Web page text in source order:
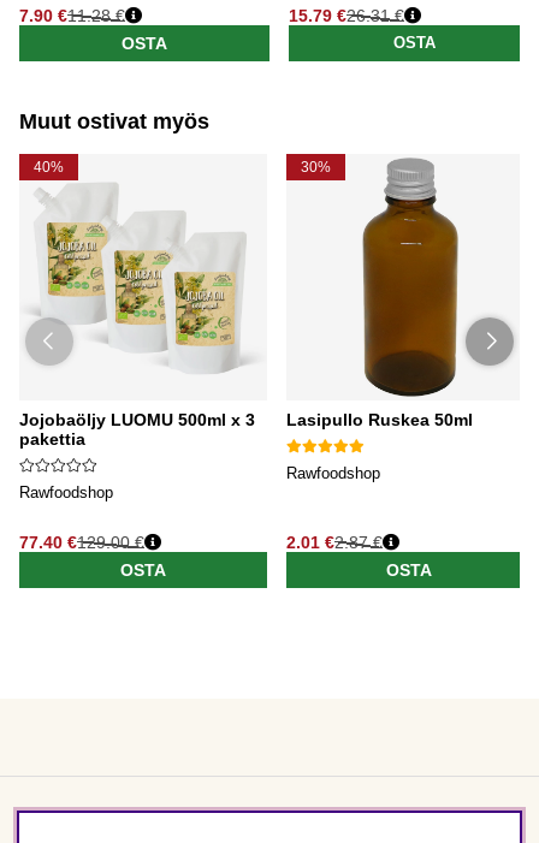
7.90 €
Normaali hinta
11.28 €
OSTA
15.79 €
Normaali hinta
26.31 €
OSTA
Muut ostivat myös
40%
Jojobaöljy LUOMU 500ml x 3
pakettia
Rawfoodshop
77.40 €129.00 €
OSTA
30%
Lasipullo Ruskea 50ml
Rawfoodshop
2.01 €2.87 €
OSTA